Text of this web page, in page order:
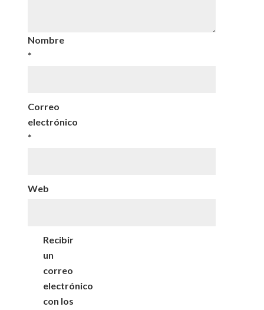
Nombre
*
Correo
electrónico
*
Web
Recibir
un
correo
electrónico
con los